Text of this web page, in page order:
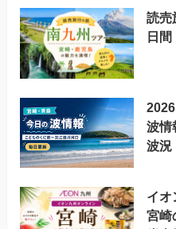
読売
日
波情
波況
イオ
宮崎